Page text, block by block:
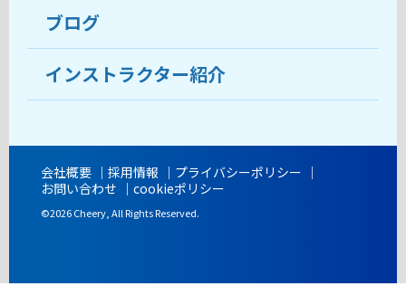
目的から講座を探す
教室ブログ
開講時間
受講までの流れ
よくあるご質問
ブログ
インストラクター紹介
会社概要 採用情報
プライバシーポリシー
お問い合わせ
cookieポリシー
©2026 Cheery, All Rights Reserved.